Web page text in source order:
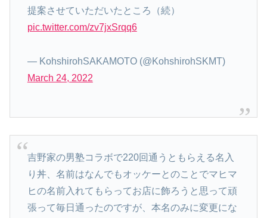
提案させていただいたところ（続）
pic.twitter.com/zv7jxSrqq6
— KohshirohSAKAMOTO (@KohshirohSKMT)
March 24, 2022
吉野家の男塾コラボで220回通うともらえる名入
り丼、名前はなんでもオッケーとのことでマヒマ
ヒの名前入れてもらってお店に飾ろうと思って頑
張って毎日通ったのですが、本名のみに変更にな